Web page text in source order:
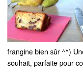
frangine bien sûr ^^)
souhait, parfaite pour